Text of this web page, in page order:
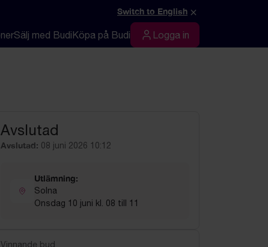
Switch to English ×
Sälj med BudiKöpa på Budi Logga in
Logga in
Avslutad
Avslutad: 08 juni 2026 10:12
Utlämning:
Solna
Onsdag 10 juni kl. 08 till 11
Vinnande bud